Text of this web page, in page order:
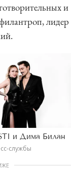
и
лидер
и Дима Билан
службы